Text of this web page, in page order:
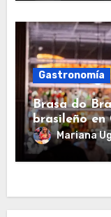
Gastronomía
Brasa do
brasileño en
Mariana